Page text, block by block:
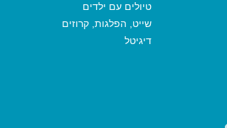
טיולים עם ילדים
שייט, הפלגות, קרוזים
דיגיטל